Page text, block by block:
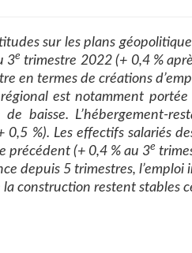
sur les plans
3e trimestre 2022 (+ 0,4 %
en termes de créations
régional est notamment
baisse. L’hébergement-
0,5 %). Les effectifs salariés
précédent (+ 0,4 % au 3e
depuis 5 trimestres,
la construction restent stables